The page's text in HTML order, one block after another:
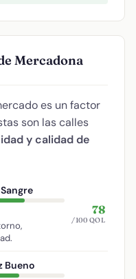
Mercadona
es un factor
son las calles
y calidad de
78
/100 QOL
Bueno